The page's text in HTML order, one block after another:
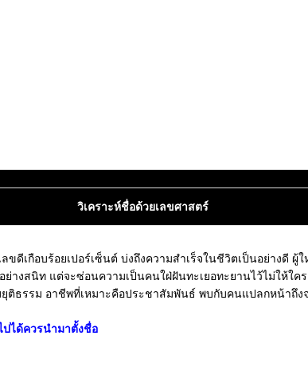
วิเคราะห์ชื่อด้วยเลขศาสตร์
ดีเกือบร้อยเปอร์เซ็นต์ บ่งถึงความสำเร็จในชีวิตเป็นอย่างดี
งสนิท แต่จะซ่อนความเป็นคนใฝ่ฝันทะเยอทะยานไว้ไม่ให้ใค
ติธรรม อาชีพที่เหมาะคือประชาสัมพันธ์ พบกับคนแปลกหน้าถึ
ได้ควรนำมาตั้งชื่อ